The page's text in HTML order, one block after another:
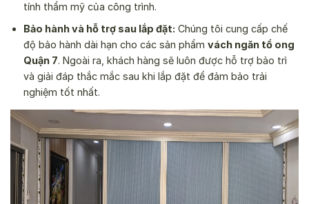
tính thẩm mỹ của công trình.
Bảo hành và hỗ trợ sau lắp đặt: Chúng tôi cung cấp chế
độ bảo hành dài hạn cho các sản phẩm vách ngăn tổ ong
Quận 7. Ngoài ra, khách hàng sẽ luôn được hỗ trợ bảo trì
và giải đáp thắc mắc sau khi lắp đặt để đảm bảo trải
nghiệm tốt nhất.